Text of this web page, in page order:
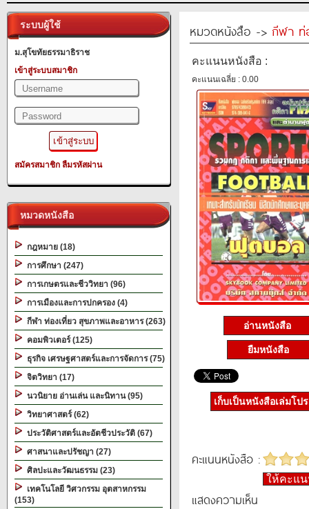
ระบบผู้ใช้
ม.สุโขทัยธรรมาธิราช
เข้าสู่ระบบสมาชิก
สมัครสมาชิก ลืมรหัสผ่าน
หมวดหนังสือ
กฎหมาย (18)
การศึกษา (247)
การเกษตรและชีววิทยา (96)
การเมืองและการปกครอง (4)
กีฬา ท่องเที่ยว สุขภาพและอาหาร (263)
คอมพิวเตอร์ (125)
ธุรกิจ เศรษฐศาสตร์และการจัดการ (75)
จิตวิทยา (17)
นวนิยาย อ่านเล่น และนิทาน (95)
วิทยาศาสตร์ (62)
ประวัติศาสตร์และอัตชีวประวัติ (67)
ศาสนาและปรัชญา (27)
ศิลปะและวัฒนธรรม (23)
เทคโนโลยี วิศวกรรม อุตสาหกรรม
(153)
หมวดหนังสือ -> กีฬา ท่
คะแนนหนังสือ :
คะแนนเฉลี่ย : 0.00
อ่านหนังสือ
ยืมหนังสือ
เก็บเป็นหนังสือเล่มโป
คะแนนหนังสือ :
ให้คะแ
แสดงความเห็น